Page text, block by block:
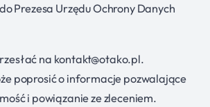
Prezesa Urzędu Ochrony Danych
na kontakt@otako.pl.
poprosić o informacje pozwalające
i powiązanie ze zleceniem.